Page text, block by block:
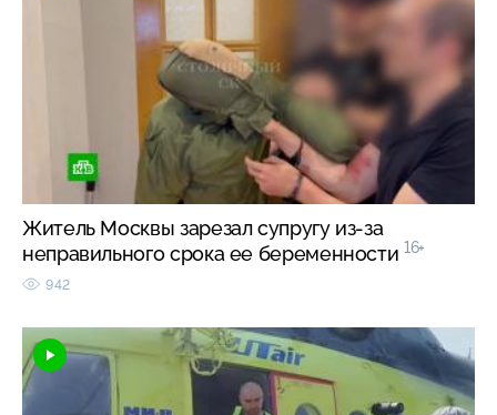
Житель Москвы зарезал супругу из-за
неправильного срока ее беременности 16+
942